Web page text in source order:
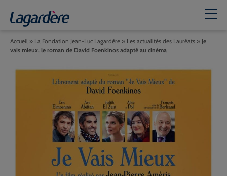
Accueil » La Fondation Jean-Luc Lagardère » Les actualités des Lauréats » Je
vais mieux, le roman de David Foenkinos adapté au cinéma